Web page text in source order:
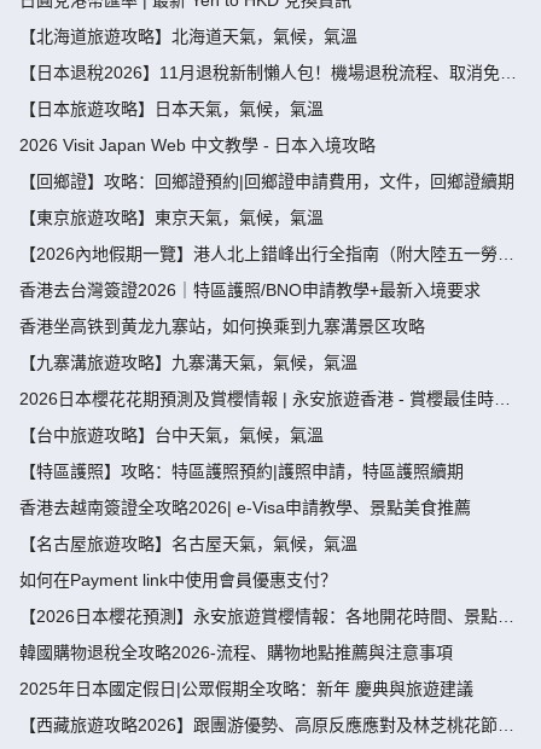
【北海道旅遊攻略】北海道天氣，氣候，氣溫
【日本退稅2026】11月退稅新制懶人包！機場退稅流程、取消免稅
袋及限額全攻略 - 永安旅遊
【日本旅遊攻略】日本天氣，氣候，氣溫
2026 Visit Japan Web 中文教學 - 日本入境攻略
【回鄉證】攻略：回鄉證預約|回鄉證申請費用，文件，回鄉證續期
【東京旅遊攻略】東京天氣，氣候，氣溫
【2026內地假期一覽】港人北上錯峰出行全指南（附大陸五一勞動
節，端午節假期攻略）
香港去台灣簽證2026｜特區護照/BNO申請教學+最新入境要求
香港坐高铁到黄龙九寨站，如何换乘到九寨溝景区攻略
【九寨溝旅遊攻略】九寨溝天氣，氣候，氣溫
2026日本櫻花花期預測及賞櫻情報 | 永安旅遊香港 - 賞櫻最佳時
間、地點推薦
【台中旅遊攻略】台中天氣，氣候，氣溫
【特區護照】攻略：特區護照預約|護照申請，特區護照續期
香港去越南簽證全攻略2026| e-Visa申請教學、景點美食推薦
【名古屋旅遊攻略】名古屋天氣，氣候，氣溫
如何在Payment link中使用會員優惠支付？
【2026日本櫻花預測】永安旅遊賞櫻情報：各地開花時間、景點推
薦
韓國購物退稅全攻略2026-流程、購物地點推薦與注意事項
2025年日本國定假日|公眾假期全攻略：新年 慶典與旅遊建議
【西藏旅遊攻略2026】跟團游優勢、高原反應應對及林芝桃花節深